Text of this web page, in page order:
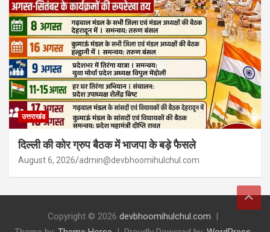
उत्तराखंड
दिल्ली की कोर ग्रुप बैठक में भाजपा के बड़े फैसले
August 6, 2026 admin@devbhoomihulchul.com
Copyright © 2026 devbhoomihulchul.com